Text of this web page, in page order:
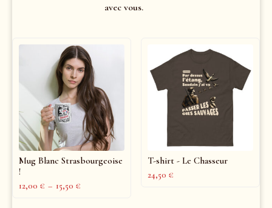
avec vous.
Mug Blanc Strasbourgeoise
!
12,00 € – 15,50 €
T-shirt - Le Chasseur
24,50 €